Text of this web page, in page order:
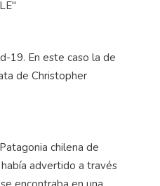
19. En este caso la de
de Christopher
chilena de
advertido a través